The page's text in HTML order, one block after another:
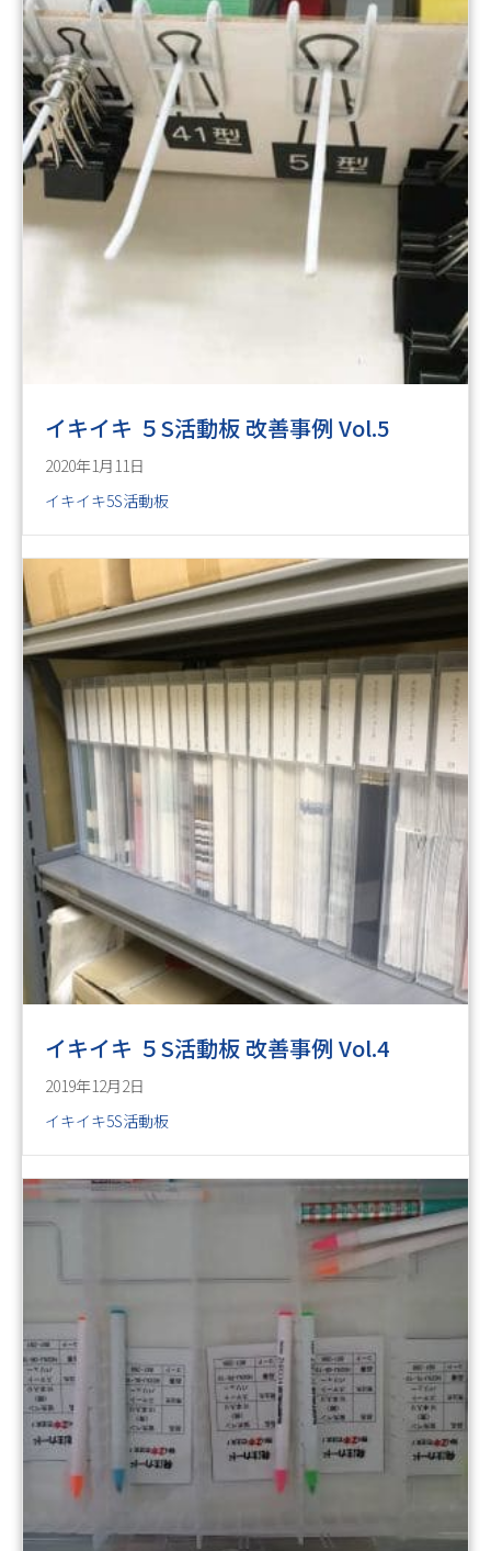
イキイキ ５S活動板 改善事例 Vol.5
2020年1月11日
イキイキ5S活動板
イキイキ ５S活動板 改善事例 Vol.4
2019年12月2日
イキイキ5S活動板